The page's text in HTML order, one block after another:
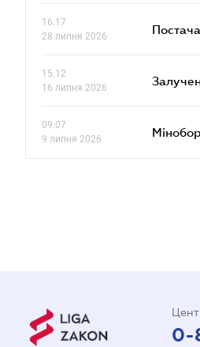
16.17
28 липня 2026
15.12
16 липня 2026
09.07
9 липня 2026
0-